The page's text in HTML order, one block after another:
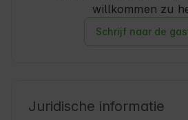
willkommen zu
Schrijf naar de
Juridische informatie